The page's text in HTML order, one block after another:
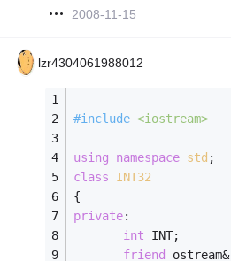
2008-11-15
lzr4304061988012
#include <iostream>
using namespace std ;
class
INT32
{
private:
int INT;
friend ostream&